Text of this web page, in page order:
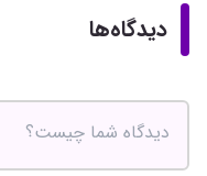
دیدگاه‌ها